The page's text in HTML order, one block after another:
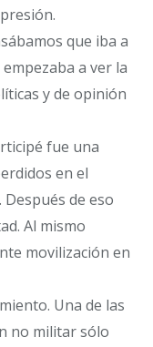
que iba a
a ver la
y de opinión
fue una
en el
de eso
Al mismo
movilización en
Una de las
no militar sólo